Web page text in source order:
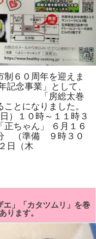
６０周年を迎えま
記念事業」として、
「房総太巻
とになりました。
）１０時～１１時３
ちゃん」 ６月１６
（準備 ９時３０
日（木
エ」「カタツムリ」を巻
ります。